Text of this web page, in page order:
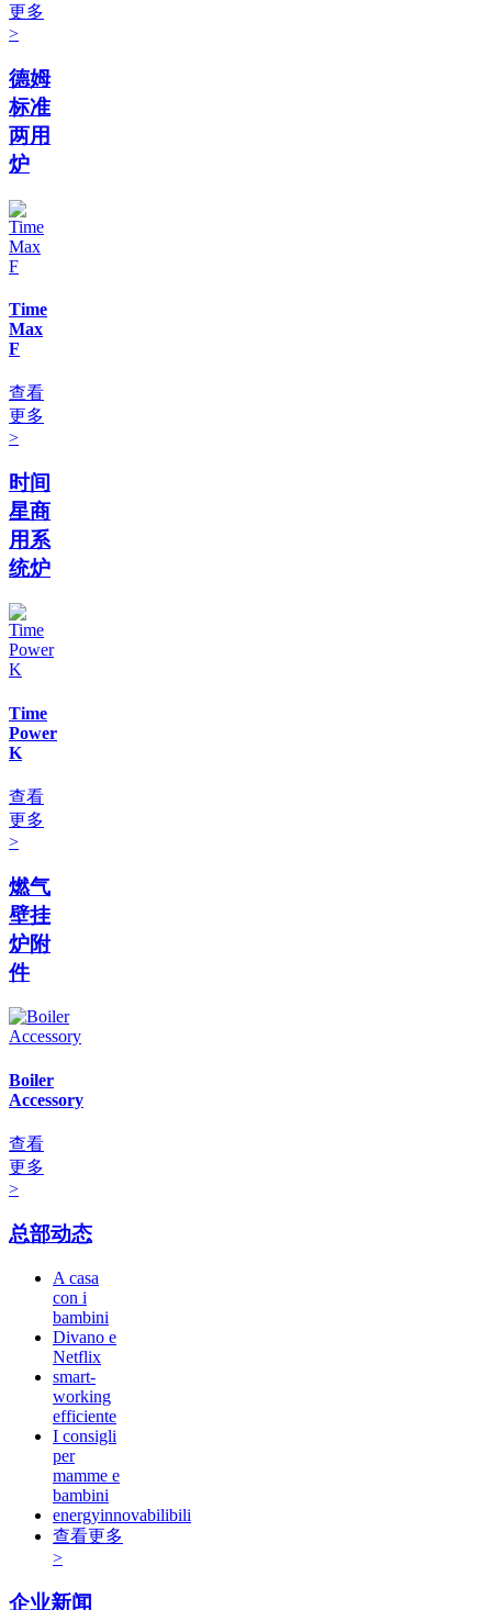
更多
>
德姆
标准
两用
炉
Time
Max
F
查看
更多
>
时间
星商
用系
统炉
Time
Power
K
查看
更多
>
燃气
壁挂
炉附
件
Boiler
Accessory
查看
更多
>
总部动态
A casa
con i
bambini
Divano e
Netflix
smart-
working
efficiente
I consigli
per
mamme e
bambini
energyinnovabilibili
查看更多
>
企业新闻